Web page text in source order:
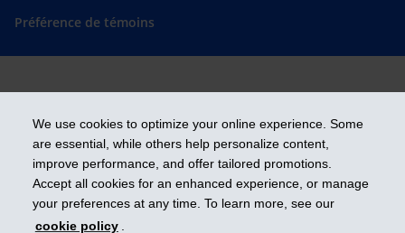
We use cookies to optimize your online experience. Some
are essential, while others help personalize content,
improve performance, and offer tailored promotions.
Accept all cookies for an enhanced experience, or manage
your preferences at any time. To learn more, see our
cookie policy .
Préférence de témoins
Prendre les devants
iA Groupe financier est une marque de commerce et un autre nom sous
lequel l’Industrielle Alliance, Assurance et services financiers inc. exerce
ses activités.
ia.ca| 1 800 567-5670